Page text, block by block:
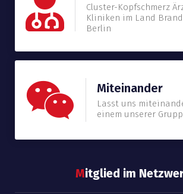
Cluster-Kopfschmerz
Kliniken im Land
Berlin
Miteinander
Lasst uns
einem unserer
Mitglied im